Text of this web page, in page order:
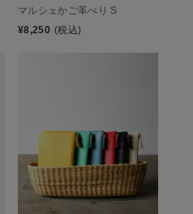
マルシェかご革べり S
¥8,250 (税込)